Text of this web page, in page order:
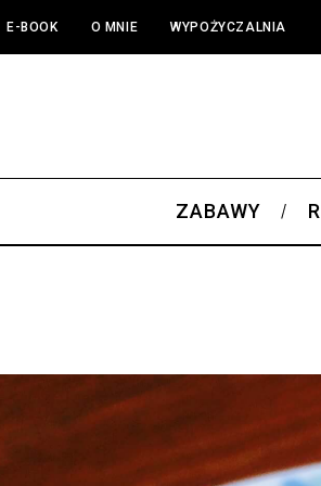
E-BOOK O MNIE WYPOŻYCZALNIA
ZABAWY